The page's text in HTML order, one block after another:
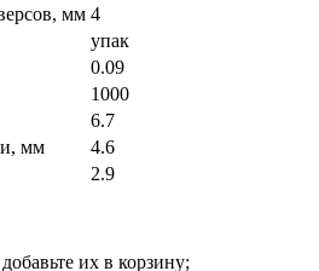
мм 4
упак
0.09
1000
6.7
мм
4.6
2.9
их в корзину;